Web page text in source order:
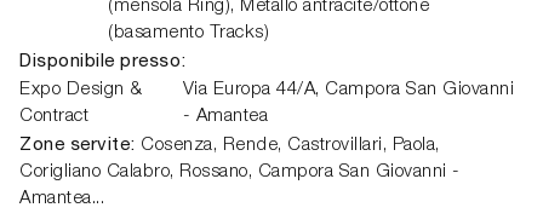
(mensola Ring), Metallo antracite/ottone
(basamento Tracks)
Disponibile presso:
Expo Design &
Contract
Via Europa 44/A, Campora San Giovanni
- Amantea
Zone servite: Cosenza, Rende, Castrovillari, Paola,
Corigliano Calabro, Rossano, Campora San Giovanni -
Amantea...